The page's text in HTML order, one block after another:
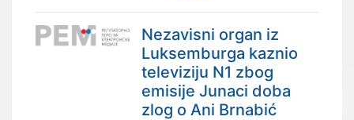
Nezavisni organ iz
Luksemburga kaznio
televiziju N1 zbog
emisije Junaci doba
zlog o Ani Brnabić